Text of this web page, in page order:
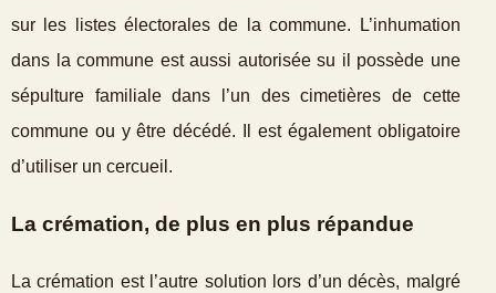
sur les listes électorales de la commune. L’inhumation
dans la commune est aussi autorisée su il possède une
sépulture familiale dans l’un des cimetières de cette
commune ou y être décédé. Il est également obligatoire
d’utiliser un cercueil.
La crémation, de plus en plus répandue
La crémation est l’autre solution lors d’un décès, malgré